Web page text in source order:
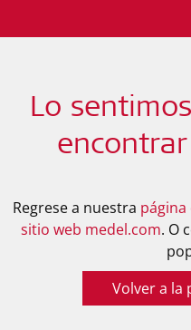
Lo
Regrese a nuestra página
sitio web medel.com. O
Volver a la